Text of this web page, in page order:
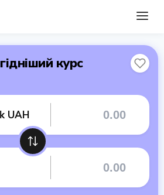
курс
UAH